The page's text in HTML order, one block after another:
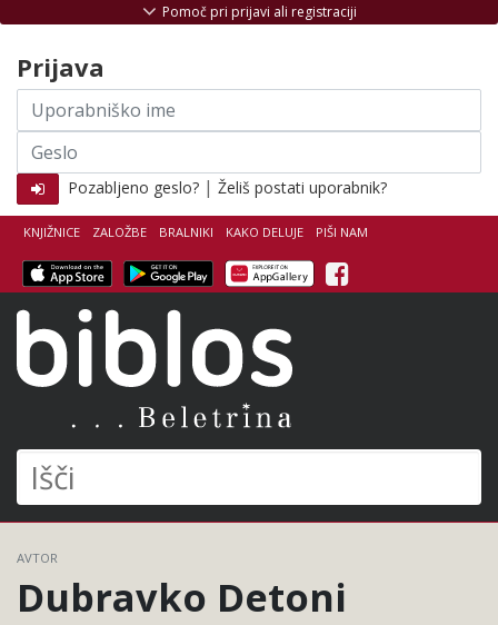
Išči
KNJIŽNICE ZALOŽBE BRALNIKI KAKO DELUJE PIŠI NAM
Facebook
Pomoč pri prijavi ali registraciji
Prijava
Uporabniško
ime
Geslo
Pozabljeno geslo? | Želiš postati uporabnik?
AVTOR
Dubravko Detoni